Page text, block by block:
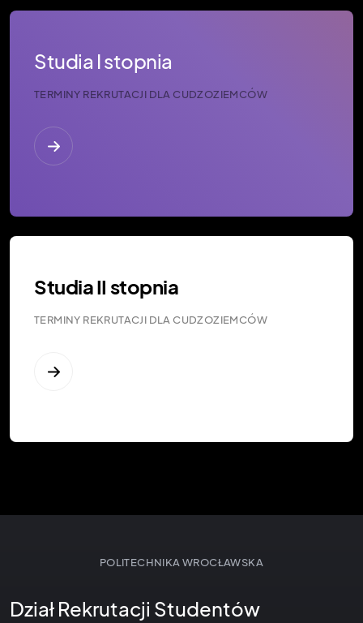
Studia I stopnia
TERMINY REKRUTACJI DLA CUDZOZIEMCÓW
Studia II stopnia
TERMINY REKRUTACJI DLA CUDZOZIEMCÓW
POLITECHNIKA WROCŁAWSKA
Dział Rekrutacji Studentów